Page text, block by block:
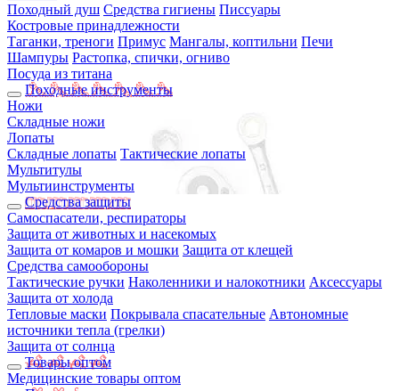
Походный душ Средства гигиены Писсуары
Костровые принадлежности
Таганки, треноги Примус Мангалы, коптильни Печи
Шампуры Растопка, спички, огниво
Посуда из титана
Походные инструменты
Ножи
Складные ножи
Лопаты
Складные лопаты Тактические лопаты
Мультитулы
Мультиинструменты
Средства защиты
Самоспасатели, респираторы
Защита от животных и насекомых
Защита от комаров и мошки Защита от клещей
Средства самообороны
Тактические ручки Наколенники и налокотники Аксессуары
Защита от холода
Тепловые маски Покрывала спасательные Автономные
источники тепла (грелки)
Защита от солнца
Товары оптом
Медицинские товары оптом